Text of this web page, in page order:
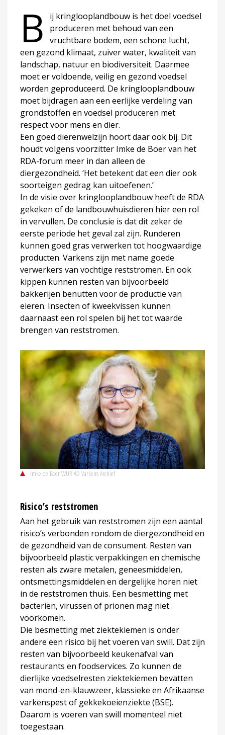
B
ij kringlooplandbouw is het doel voedsel
produceren met behoud van een
vruchtbare bodem, een schone lucht,
een gezond klimaat, zuiver water, kwaliteit van
landschap, natuur en biodiversiteit. Daarmee
moet er voldoende, veilig en gezond voedsel
worden geproduceerd. De kringlooplandbouw
moet bijdragen aan een eerlijke verdeling van
grondstoffen en voedsel produceren met
respect voor mens en dier.
Een goed dierenwelzijn hoort daar ook bij. Dit
houdt volgens voorzitter Imke de Boer van het
RDA-forum meer in dan alleen de
diergezondheid. ‘Het betekent dat een dier ook
soorteigen gedrag kan uitoefenen.’
In de visie over kringlooplandbouw heeft de RDA
gekeken of de landbouwhuisdieren hier een rol
in vervullen. De conclusie is dat dit zeker de
eerste periode het geval zal zijn. Runderen
kunnen goed gras verwerken tot hoogwaardige
producten. Varkens zijn met name goede
verwerkers van vochtige reststromen. En ook
kippen kunnen resten van bijvoorbeeld
bakkerijen benutten voor de productie van
eieren. Insecten of kweekvissen kunnen
daarnaast een rol spelen bij het tot waarde
brengen van reststromen.
Imke de Boer WUR © Varkens Archief
Risico’s reststromen
Aan het gebruik van reststromen zijn een aantal
risico’s verbonden rondom de diergezondheid en
de gezondheid van de consument. Resten van
bijvoorbeeld plastic verpakkingen en chemische
resten als zware metalen, geneesmiddelen,
ontsmettingsmiddelen en dergelijke horen niet
in de reststromen thuis. Een besmetting met
bacteriën, virussen of prionen mag niet
voorkomen.
Die besmetting met ziektekiemen is onder
andere een risico bij het voeren van swill. Dat zijn
resten van bijvoorbeeld keukenafval van
restaurants en foodservices. Zo kunnen de
dierlijke voedselresten ziektekiemen bevatten
van mond-en-klauwzeer, klassieke en Afrikaanse
varkenspest of gekkekoeienziekte (BSE).
Daarom is voeren van swill momenteel niet
toegestaan.